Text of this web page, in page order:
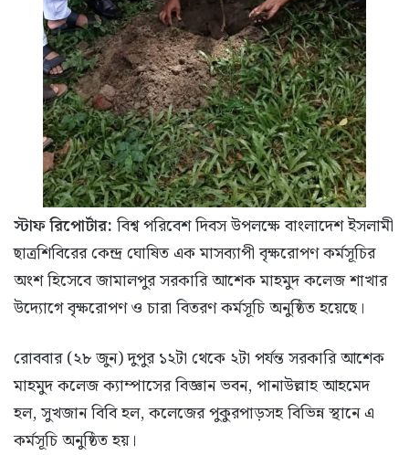
স্টাফ রিপোর্টার: বিশ্ব পরিবেশ দিবস উপলক্ষে বাংলাদেশ ইসলামী
ছাত্রশিবিরের কেন্দ্র ঘোষিত এক মাসব্যাপী বৃক্ষরোপণ কর্মসূচির
অংশ হিসেবে জামালপুর সরকারি আশেক মাহমুদ কলেজ শাখার
উদ্যোগে বৃক্ষরোপণ ও চারা বিতরণ কর্মসূচি অনুষ্ঠিত হয়েছে।
রোববার (২৮ জুন) দুপুর ১২টা থেকে ২টা পর্যন্ত সরকারি আশেক
মাহমুদ কলেজ ক্যাম্পাসের বিজ্ঞান ভবন, পানাউল্লাহ আহমেদ
হল, সুখজান বিবি হল, কলেজের পুকুরপাড়সহ বিভিন্ন স্থানে এ
কর্মসূচি অনুষ্ঠিত হয়।